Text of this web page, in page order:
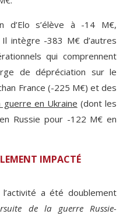
d’Elo s’élève à -14 M€,
intègre -383 M€ d’autres
qui comprennent
de dépréciation sur le
France (-225 M€) et des
en Ukraine (dont les
Russie pour -122 M€ en
IMPACTÉ
l’activité a été doublement
de la guerre Russie-